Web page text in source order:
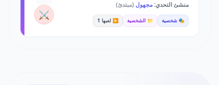
منشئ التحدي:مجهول (مبتدئ)
🎭 شخصية 📁 الشخصية ▶️ لعبها 1 ⚔️